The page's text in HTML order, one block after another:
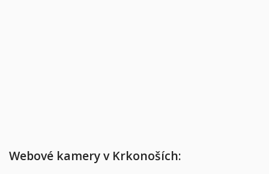
Webové kamery v Krkonoších: